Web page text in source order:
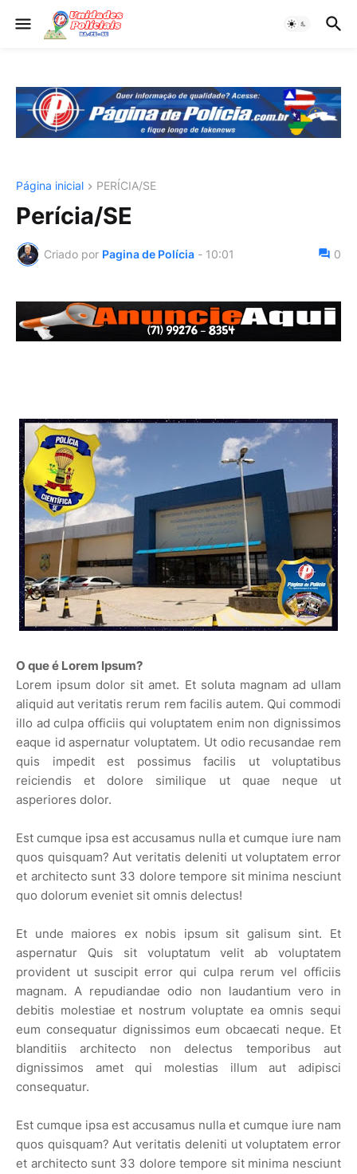
Página inicial PERÍCIA/SE
Perícia/SE
Criado por Pagina de Polícia - 10:01 0
O que é Lorem Ipsum?
Lorem ipsum dolor sit amet. Et soluta magnam ad ullam
aliquid aut veritatis rerum rem facilis autem. Qui commodi
illo ad culpa officiis qui voluptatem enim non dignissimos
eaque id aspernatur voluptatem. Ut odio recusandae rem
quis impedit est possimus facilis ut voluptatibus
reiciendis et dolore similique ut quae neque ut
asperiores dolor.
Est cumque ipsa est accusamus nulla et cumque iure nam
quos quisquam? Aut veritatis deleniti ut voluptatem error
et architecto sunt 33 dolore tempore sit minima nesciunt
quo dolorum eveniet sit omnis delectus!
Et unde maiores ex nobis ipsum sit galisum sint. Et
aspernatur Quis sit voluptatum velit ab voluptatem
provident ut suscipit error qui culpa rerum vel officiis
magnam. A repudiandae odio non laudantium vero in
debitis molestiae et nostrum voluptate ea omnis sequi
eum consequatur dignissimos eum obcaecati neque. Et
blanditiis architecto non delectus temporibus aut
dignissimos amet qui molestias illum aut adipisci
consequatur.
Est cumque ipsa est accusamus nulla et cumque iure nam
quos quisquam? Aut veritatis deleniti ut voluptatem error
et architecto sunt 33 dolore tempore sit minima nesciunt